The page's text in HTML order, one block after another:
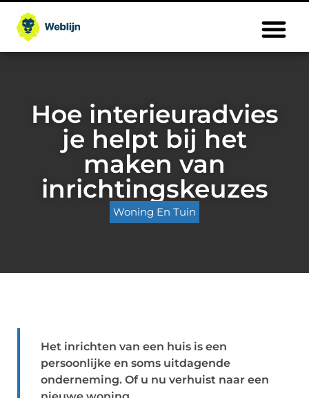
Hoe interieuradvies
je helpt bij het
maken van
inrichtingskeuzes
Woning En Tuin
Het inrichten van een huis is een
persoonlijke en soms uitdagende
onderneming. Of u nu verhuist naar een